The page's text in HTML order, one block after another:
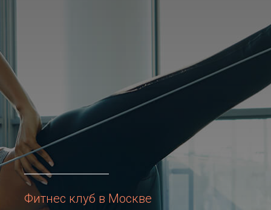
Фитнес клуб в Москве